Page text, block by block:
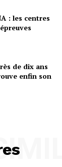
: les centres
de dix ans
enfin son